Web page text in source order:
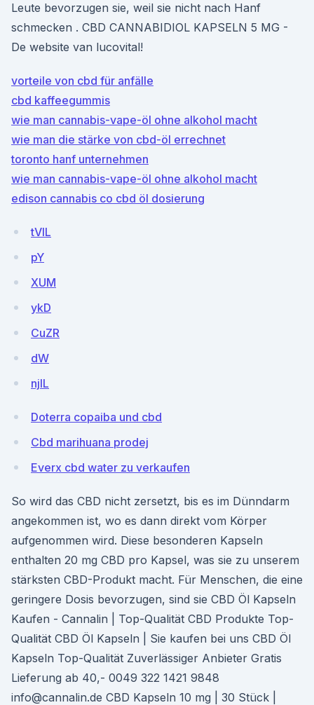
Leute bevorzugen sie, weil sie nicht nach Hanf
schmecken . CBD CANNABIDIOL KAPSELN 5 MG -
De website van lucovital!
vorteile von cbd für anfälle
cbd kaffeegummis
wie man cannabis-vape-öl ohne alkohol macht
wie man die stärke von cbd-öl errechnet
toronto hanf unternehmen
wie man cannabis-vape-öl ohne alkohol macht
edison cannabis co cbd öl dosierung
tVlL
pY
XUM
ykD
CuZR
dW
njlL
Doterra copaiba und cbd
Cbd marihuana prodej
Everx cbd water zu verkaufen
So wird das CBD nicht zersetzt, bis es im Dünndarm
angekommen ist, wo es dann direkt vom Körper
aufgenommen wird. Diese besonderen Kapseln
enthalten 20 mg CBD pro Kapsel, was sie zu unserem
stärksten CBD-Produkt macht. Für Menschen, die eine
geringere Dosis bevorzugen, sind sie CBD Öl Kapseln
Kaufen - Cannalin | Top-Qualität CBD Produkte Top-
Qualität CBD Öl Kapseln | Sie kaufen bei uns CBD Öl
Kapseln Top-Qualität Zuverlässiger Anbieter Gratis
Lieferung ab 40,- 0049 322 1421 9848
info@cannalin.de CBD Kapseln 10 mg | 30 Stück |